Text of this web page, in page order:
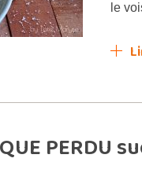
le
PERDU